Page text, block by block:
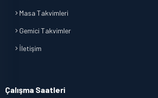
Masa Takvimleri
Gemici Takvimler
İletişim
Çalışma Saatleri